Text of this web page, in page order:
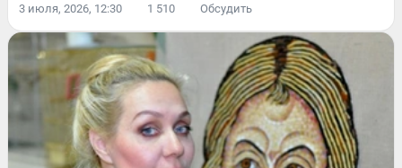
3 июля, 2026, 12:30 1 510 Обсудить